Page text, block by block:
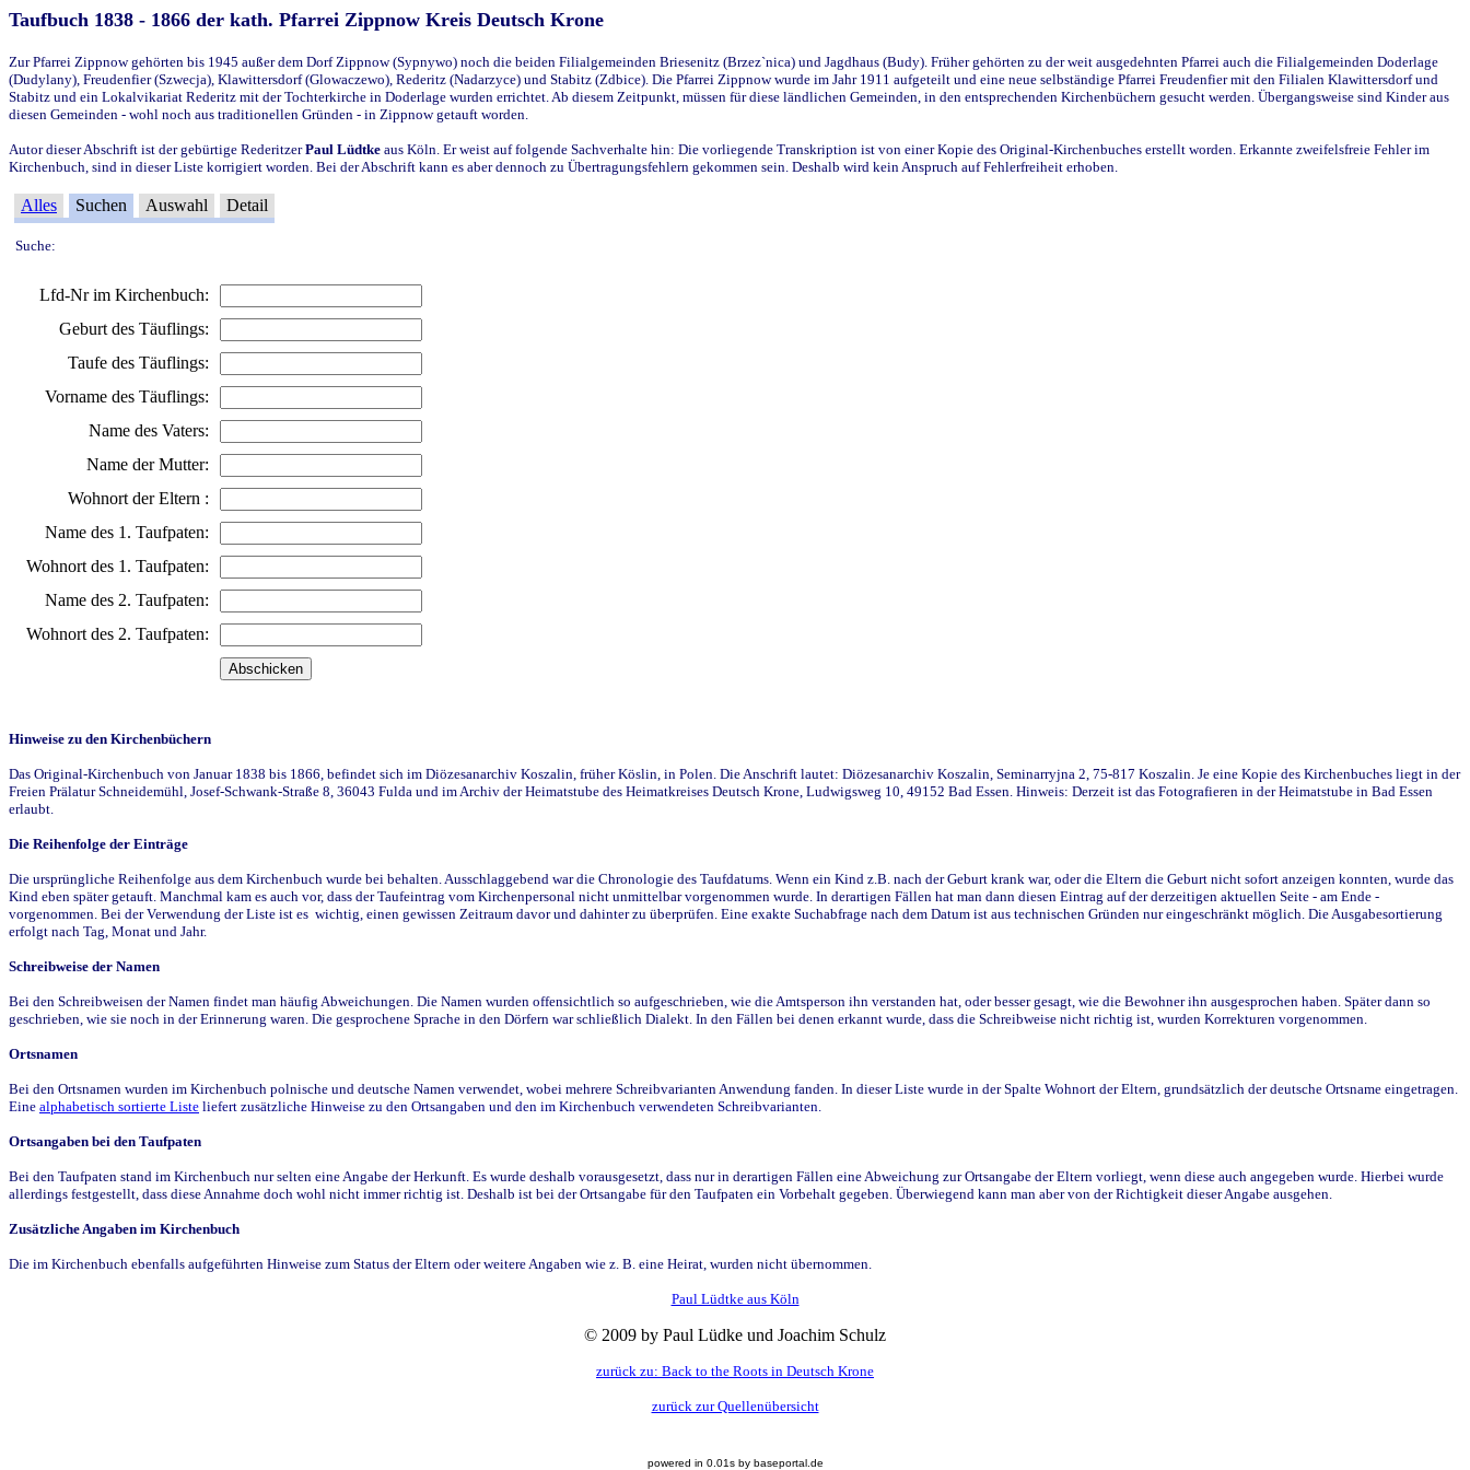
Taufbuch 1838 - 1866 der kath. Pfarrei Zippnow Kreis Deutsch Krone
Zur Pfarrei Zippnow gehörten bis 1945 außer dem Dorf Zippnow (Sypnywo) noch die beiden Filialgemeinden Briesenitz (Brzez`nica) und Jagdhaus (Budy). Früher gehörten zu der weit ausgedehnten Pfarrei auch die Filialgemeinden Doderlage
(Dudylany), Freudenfier (Szwecja), Klawittersdorf (Glowaczewo), Rederitz (Nadarzyce) und Stabitz (Zdbice). Die Pfarrei Zippnow wurde im Jahr 1911 aufgeteilt und eine neue selbständige Pfarrei Freudenfier mit den Filialen Klawittersdorf und
Stabitz und ein Lokalvikariat Rederitz mit der Tochterkirche in Doderlage wurden errichtet. Ab diesem Zeitpunkt, müssen für diese ländlichen Gemeinden, in den entsprechenden Kirchenbüchern gesucht werden. Übergangsweise sind Kinder aus
diesen Gemeinden - wohl noch aus traditionellen Gründen - in Zippnow getauft worden.
Autor dieser Abschrift ist der gebürtige RederitzerPaul Lüdtke aus Köln. Er weist auf folgende Sachverhalte hin: Die vorliegende Transkription ist von einer Kopie des Original-Kirchenbuches erstellt worden. Erkannte zweifelsfreie Fehler im
Kirchenbuch, sind in dieser Liste korrigiert worden. Bei der Abschrift kann es aber dennoch zu Übertragungsfehlern gekommen sein. Deshalb wird kein Anspruch auf Fehlerfreiheit erhoben.
Alles Suchen Auswahl Detail
Suche:
Lfd-Nr im Kirchenbuch:
Geburt des Täuflings:
Taufe des Täuflings:
Vorname des Täuflings:
Name des Vaters:
Name der Mutter:
Wohnort der Eltern :
Name des 1. Taufpaten:
Wohnort des 1. Taufpaten:
Name des 2. Taufpaten:
Wohnort des 2. Taufpaten:
Hinweise zu den Kirchenbüchern
Das Original-Kirchenbuch von Januar 1838 bis 1866, befindet sich im Diözesanarchiv Koszalin, früher Köslin, in Polen. Die Anschrift lautet: Diözesanarchiv Koszalin, Seminarryjna 2, 75-817 Koszalin. Je eine Kopie des Kirchenbuches liegt in der
Freien Prälatur Schneidemühl, Josef-Schwank-Straße 8, 36043 Fulda und im Archiv der Heimatstube des Heimatkreises Deutsch Krone, Ludwigsweg 10, 49152 Bad Essen. Hinweis: Derzeit ist das Fotografieren in der Heimatstube in Bad Essen
erlaubt.
Die Reihenfolge der Einträge
Die ursprüngliche Reihenfolge aus dem Kirchenbuch wurde bei behalten. Ausschlaggebend war die Chronologie des Taufdatums. Wenn ein Kind z.B. nach der Geburt krank war, oder die Eltern die Geburt nicht sofort anzeigen konnten, wurde das
Kind eben später getauft. Manchmal kam es auch vor, dass der Taufeintrag vom Kirchenpersonal nicht unmittelbar vorgenommen wurde. In derartigen Fällen hat man dann diesen Eintrag auf der derzeitigen aktuellen Seite - am Ende -
vorgenommen. Bei der Verwendung der Liste ist es wichtig, einen gewissen Zeitraum davor und dahinter zu überprüfen. Eine exakte Suchabfrage nach dem Datum ist aus technischen Gründen nur eingeschränkt möglich. Die Ausgabesortierung
erfolgt nach Tag, Monat und Jahr.
Schreibweise der Namen
Bei den Schreibweisen der Namen findet man häufig Abweichungen. Die Namen wurden offensichtlich so aufgeschrieben, wie die Amtsperson ihn verstanden hat, oder besser gesagt, wie die Bewohner ihn ausgesprochen haben. Später dann so
geschrieben, wie sie noch in der Erinnerung waren. Die gesprochene Sprache in den Dörfern war schließlich Dialekt. In den Fällen bei denen erkannt wurde, dass die Schreibweise nicht richtig ist, wurden Korrekturen vorgenommen.
Ortsnamen
Bei den Ortsnamen wurden im Kirchenbuch polnische und deutsche Namen verwendet, wobei mehrere Schreibvarianten Anwendung fanden. In dieser Liste wurde in der Spalte Wohnort der Eltern, grundsätzlich der deutsche Ortsname eingetragen.
Eine alphabetisch sortierte Liste liefert zusätzliche Hinweise zu den Ortsangaben und den im Kirchenbuch verwendeten Schreibvarianten.
Ortsangaben bei den Taufpaten
Bei den Taufpaten stand im Kirchenbuch nur selten eine Angabe der Herkunft. Es wurde deshalb vorausgesetzt, dass nur in derartigen Fällen eine Abweichung zur Ortsangabe der Eltern vorliegt, wenn diese auch angegeben wurde. Hierbei wurde
allerdings festgestellt, dass diese Annahme doch wohl nicht immer richtig ist. Deshalb ist bei der Ortsangabe für den Taufpaten ein Vorbehalt gegeben. Überwiegend kann man aber von der Richtigkeit dieser Angabe ausgehen.
Zusätzliche Angaben im Kirchenbuch
Die im Kirchenbuch ebenfalls aufgeführten Hinweise zum Status der Eltern oder weitere Angaben wie z. B. eine Heirat, wurden nicht übernommen.
Paul Lüdtke aus Köln
© 2009 by Paul Lüdke und Joachim Schulz
zurück zu: Back to the Roots in Deutsch Krone
zurück zur Quellenübersicht
powered in 0.01s by baseportal.de